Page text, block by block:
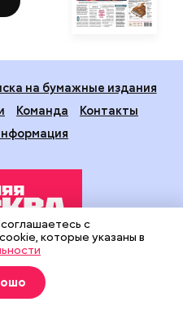
на бумажные издания
Команда
Контакты
поддержке Департамента
рекламы города Москвы.
технологии
информации
с
которые указаны в